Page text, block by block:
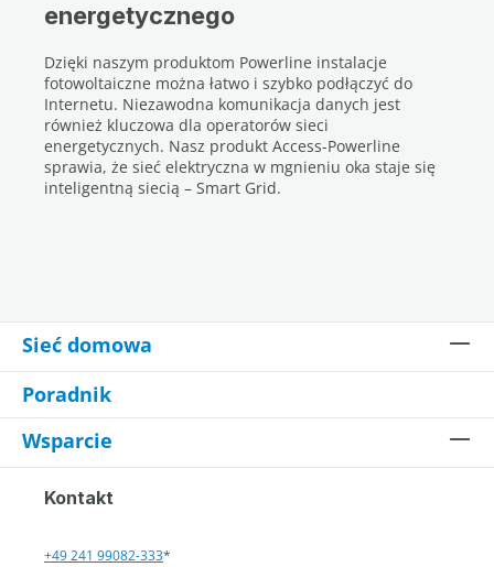
energetycznego
Dzięki naszym produktom Powerline instalacje
fotowoltaiczne można łatwo i szybko podłączyć do
Internetu. Niezawodna komunikacja danych jest
również kluczowa dla operatorów sieci
energetycznych. Nasz produkt Access-Powerline
sprawia, że sieć elektryczna w mgnieniu oka staje się
inteligentną siecią – Smart Grid.
Sieć domowa
Poradnik
Wsparcie
Kontakt
+49 241 99082-333*